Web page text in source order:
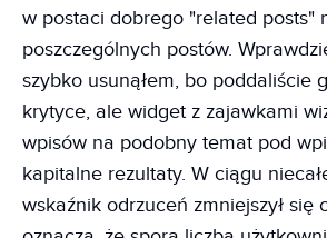
w postaci dobrego "related posts"
poszczególnych postów.
szybko usunąłem, bo poddaliście
krytyce, ale widget z zajawkami
wpisów na podobny temat pod
kapitalne rezultaty. W ciągu
wskaźnik odrzuceń zmniejszył się